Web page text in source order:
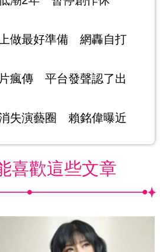
做最好準備 網轟自打
瘋傳 平台發聲認了出
失演藝圈 賴銘偉曝近
喜歡這些文章